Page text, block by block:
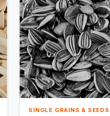
SINGLE GRAINS & SEEDS